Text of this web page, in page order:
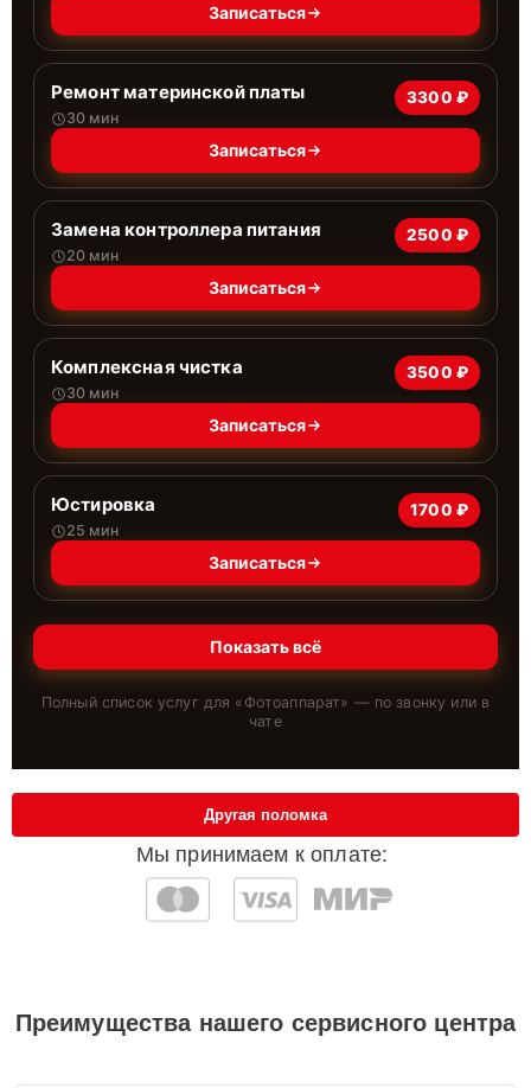
Записаться
Ремонт материнской платы
30 мин
3300 ₽
Записаться
Замена контроллера питания
20 мин
2500 ₽
Записаться
Комплексная чистка
30 мин
3500 ₽
Записаться
Юстировка
25 мин
1700 ₽
Записаться
Показать всё
Полный список услуг для « Фотоаппарат» — по звонку или в
чате
Мы принимаем к оплате:
Другая поломка
Преимущества нашего сервисного центра